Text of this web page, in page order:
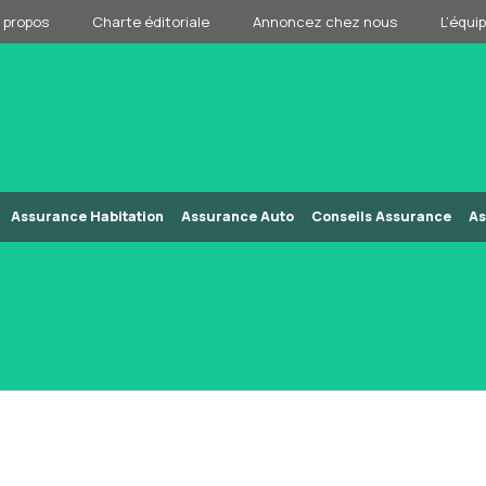
propos Charte éditoriale Annoncez chez nous
Assurance Habitation Assurance Auto Conseils Assurance